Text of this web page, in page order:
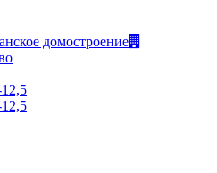
домостроение